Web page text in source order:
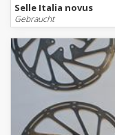
Selle Italia novus
Gebraucht